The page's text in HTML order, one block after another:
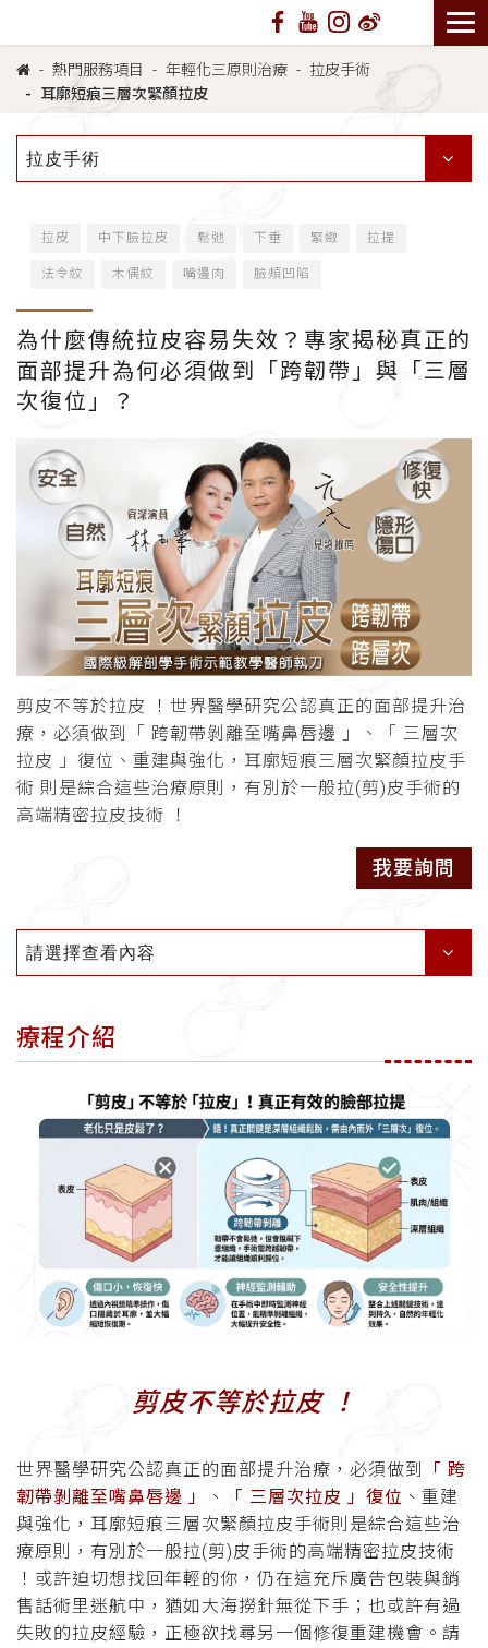
熱門服務項目 年輕化三原則治療
拉皮手術
耳廓短痕三層次緊顏拉皮
拉皮手術
拉皮 中下臉拉皮 鬆弛 下垂 緊緻 拉提
法令紋 木偶紋 嘴邊肉 臉頰凹陷
為什麼傳統拉皮容易失效？專家揭秘真正的
面部提升為何必須做到「跨韌帶」與「三層
次復位」？
剪皮不等於拉皮 ！世界醫學研究公認真正的面部提升治
療，必須做到「 跨韌帶剝離至嘴鼻唇邊 」、「 三層次
拉皮 」復位、重建與強化，耳廓短痕三層次緊顏拉皮手
術 則是綜合這些治療原則，有別於一般拉(剪)皮手術的
高端精密拉皮技術 ！
我要詢問
請選擇查看內容
療程介紹
剪皮不等於拉皮 ！
世界醫學研究公認真正的面部提升治療，必須做到
「 跨
韌帶剝離至嘴鼻唇邊 」
、 「 三層次拉皮 」復位 、重建
與強化，耳廓短痕三層次緊顏拉皮手術則是綜合這些治
療原則，有別於一般拉(剪)皮手術的高端精密拉皮技術
！或許迫切想找回年輕的你，仍在這充斥廣告包裝與銷
售話術里迷航中，猶如大海撈針無從下手；也或許有過
失敗的拉皮經驗，正極欲找尋另一個修復重建機會。請